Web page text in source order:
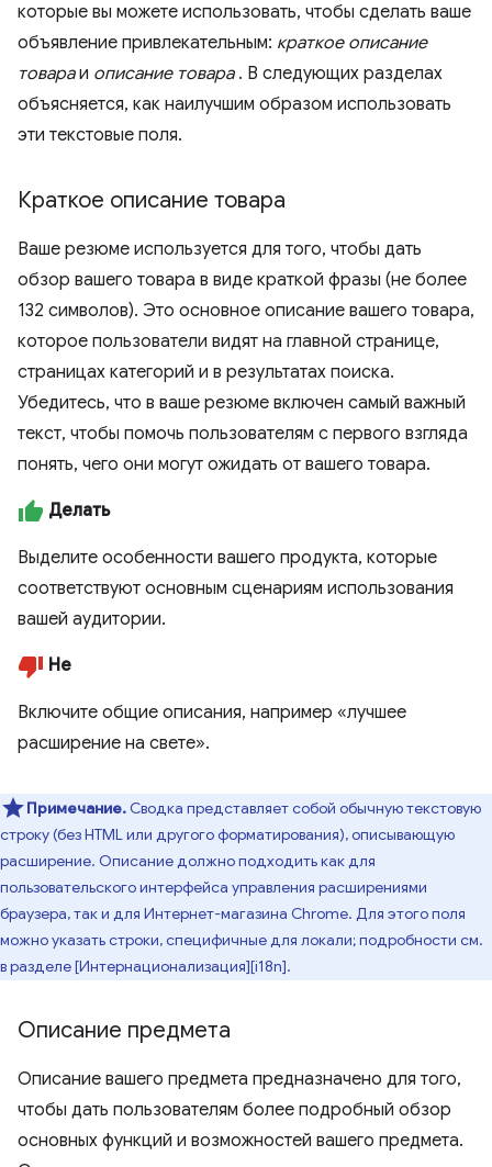
которые вы можете использовать, чтобы сделать ваше
объявление привлекательным: краткое описание
товараи описание товара. В следующих разделах
объясняется, как наилучшим образом использовать
эти текстовые поля.
Краткое описание товара
Ваше резюме используется для того, чтобы дать
обзор вашего товара в виде краткой фразы (не более
132 символов). Это основное описание вашего товара,
которое пользователи видят на главной странице,
страницах категорий и в результатах поиска.
Убедитесь, что в ваше резюме включен самый важный
текст, чтобы помочь пользователям с первого взгляда
понять, чего они могут ожидать от вашего товара.
Делать
Выделите особенности вашего продукта, которые
соответствуют основным сценариям использования
вашей аудитории.
Не
Включите общие описания, например «лучшее
расширение на свете».
Примечание. Сводка представляет собой обычную текстовую
строку (без HTML или другого форматирования), описывающую
расширение. Описание должно подходить как для
пользовательского интерфейса управления расширениями
браузера, так и для Интернет-магазина Chrome. Для этого поля
можно указать строки, специфичные для локали; подробности см.
в разделе [Интернационализация][i18n].
Описание предмета
Описание вашего предмета предназначено для того,
чтобы дать пользователям более подробный обзор
основных функций и возможностей вашего предмета.